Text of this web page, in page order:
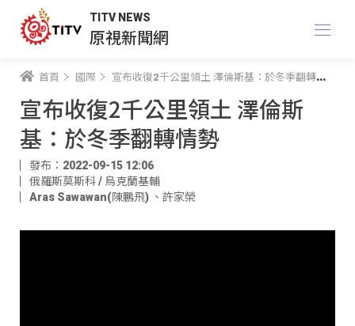
TITV NEWS
原視新聞網
首頁 國際 宣布收復2千公里領土 澤倫斯基：於冬季翻轉情勢
宣布收復2千公里領土 澤倫斯
基：於冬季翻轉情勢
發布：2022-09-15 12:06
俄羅斯莫斯科 / 烏克蘭基輔
Aras Sawawan(陳鵬飛) 、 許家榮